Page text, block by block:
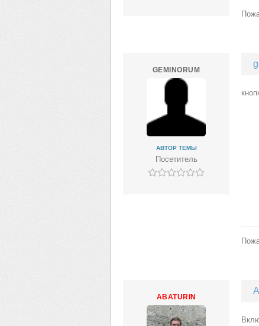
GEMINORUM
АВТОР ТЕМЫ
Посетитель
ABATURIN